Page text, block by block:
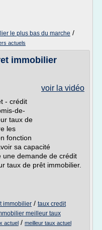
le plus bas du marche /
actuels
immobilier
voir la vidéo
- crédit
de-
taux de
les
fonction
sa capacité
demande de crédit
taux de prêt immobilier.
immobilier / taux credit
meilleur taux
actuel / meilleur taux actuel